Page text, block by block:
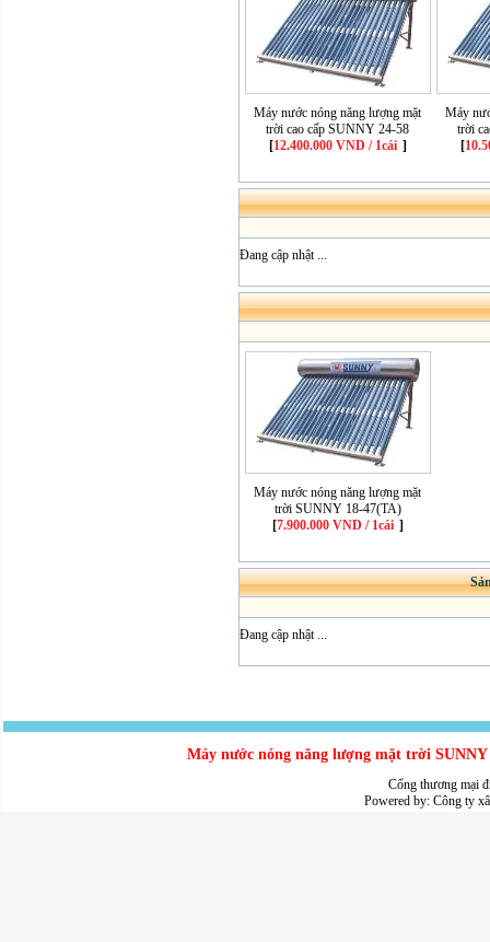
Máy nước nóng năng lượng mặt
trời cao cấp SUNNY 24-58
[12.400.000 VND / 1cái ]
Máy
trời
[
Đang cập nhật ...
Máy nước nóng năng lượng mặt
trời SUNNY 18-47(TA)
[7.900.000 VND / 1cái ]
Đang cập nhật ...
Máy nước nóng năng lượng mặt trời
Cổng thương mại
Powered by: Công ty